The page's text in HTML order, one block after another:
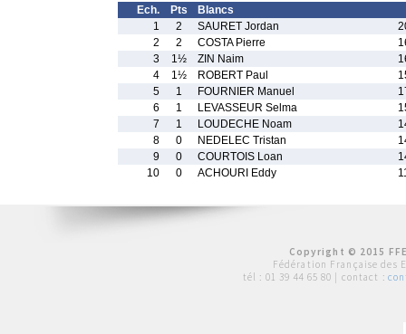
Ech. Pts
Blancs
1
2 SAURET Jordan
2
2 COSTA Pierre
3
1½ ZIN Naim
4
1½ ROBERT Paul
5
1 FOURNIER Manuel
6
1 LEVASSEUR Selma
7
1 LOUDECHE Noam
8
0 NEDELEC Tristan
9
0 COURTOIS Loan
10
0 ACHOURI Eddy
Copyright © 2015
Fédération Française des
tél : 01 39 44 65 80 | contact :